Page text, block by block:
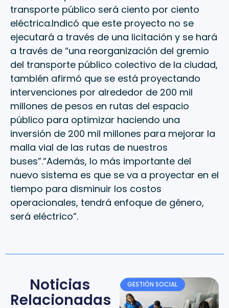
transporte público será ciento por ciento
eléctrica.Indicó que este proyecto no se
ejecutará a través de una licitación y se hará
a través de “una reorganización del gremio
del transporte público colectivo de la ciudad,
también afirmó que se está proyectando
intervenciones por alrededor de 200 mil
millones de pesos en rutas del espacio
público para optimizar haciendo una
inversión de 200 mil millones para mejorar la
malla vial de las rutas de nuestros
buses”.“Además, lo más importante del
nuevo sistema es que se va a proyectar en el
tiempo para disminuir los costos
operacionales, tendrá enfoque de género,
será eléctrico”.
Noticias
Relacionadas
GESTIÓN SOCIAL